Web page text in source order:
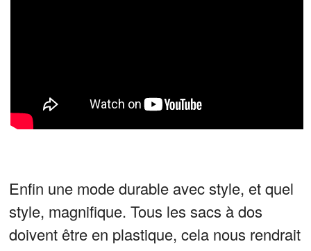
Enfin une mode durable avec style, et quel
style, magnifique. Tous les sacs à dos
doivent être en plastique, cela nous rendrait